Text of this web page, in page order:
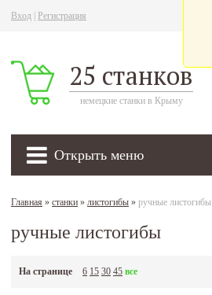
Вход Регистрация
25 станков
немецкие станки в Крыму
Открыть меню
Главная » станки » листогибы » ручные листогибы
ручные листогибы
На странице 6 15 30 45 все